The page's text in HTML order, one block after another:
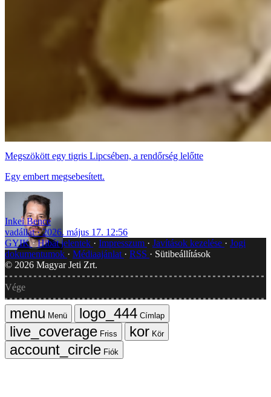
Megszökött egy tigris Lipcsében, a rendőrség lelőtte
Egy embert megsebesített.
Inkei Bence
vadállat
2026. május 17. 12:56
GYIK Hibát jelentek Impresszum Javítások kezelése
Jogi
dokumentumok
Médiaajánlat RSS
Sütibeállítások
© 2026 Magyar Jeti Zrt.
Vége
Menü
Címlap
Friss
Kör
Fiók